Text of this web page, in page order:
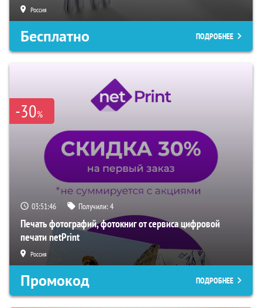
Россия
Бесплатно ПОДРОБНЕЕ
-30%
03:51:45 Получили:4
Печать фотографий, фотокниг от сервиса цифровой
печати netPrint
Россия
Промокод ПОДРОБНЕЕ